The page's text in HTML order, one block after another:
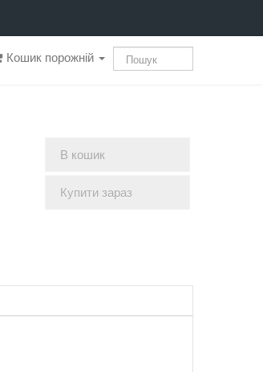
Кошик порожній
В кошик
Купити зараз